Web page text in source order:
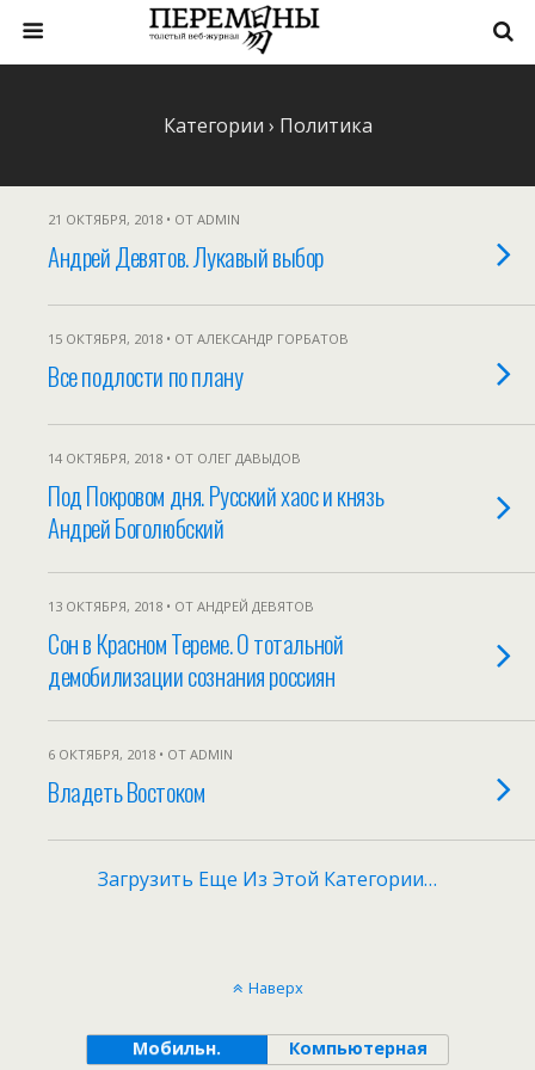
Категории › Политика
21 ОКТЯБРЯ, 2018 • ОТ ADMIN
Андрей Девятов. Лукавый выбор
15 ОКТЯБРЯ, 2018 • ОТ АЛЕКСАНДР ГОРБАТОВ
Все подлости по плану
14 ОКТЯБРЯ, 2018 • ОТ ОЛЕГ ДАВЫДОВ
Под Покровом дня. Русский хаос и князь
Андрей Боголюбский
13 ОКТЯБРЯ, 2018 • ОТ АНДРЕЙ ДЕВЯТОВ
Сон в Красном Тереме. О тотальной
демобилизации сознания россиян
6 ОКТЯБРЯ, 2018 • ОТ ADMIN
Владеть Востоком
Загрузить Еще Из Этой Категории…
Наверх
Мобильн. Компьютерная